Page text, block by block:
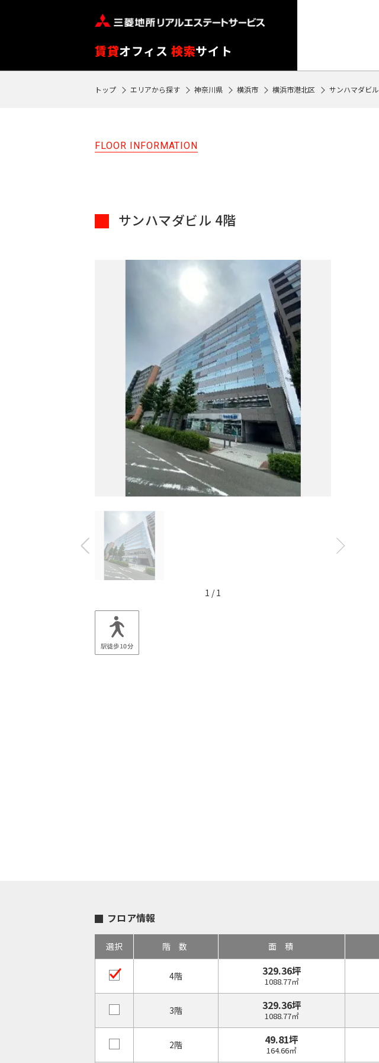
賃貸オフィス検索サイト
SEARCH
トップ エリアから探す 神奈川県 横浜市 横浜市港北区 サンハマダビル
FLOOR INFORMATION
サンハマダビル 4階
1 /1
フロア情報
選択 階数 面積
4階 329.36坪
1088.77㎡
3階 329.36坪
1088.77㎡
2階 49.81坪
164.66㎡
閲
覧
が
閉じる